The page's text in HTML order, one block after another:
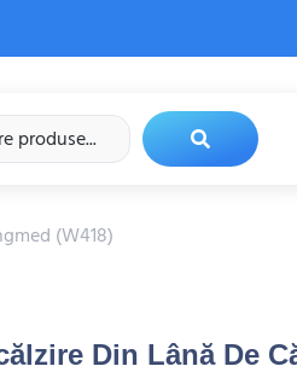
(W418)
Din Lână De